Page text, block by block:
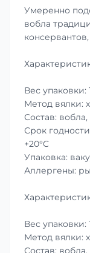
Умеренно
вобла
Вес упаковки:
Метод вялки:
Состав: вобла,
Срок
+20°C
Упаковка:
Аллергены:
Вес упаковки:
Метод вялки:
Состав: вобла,